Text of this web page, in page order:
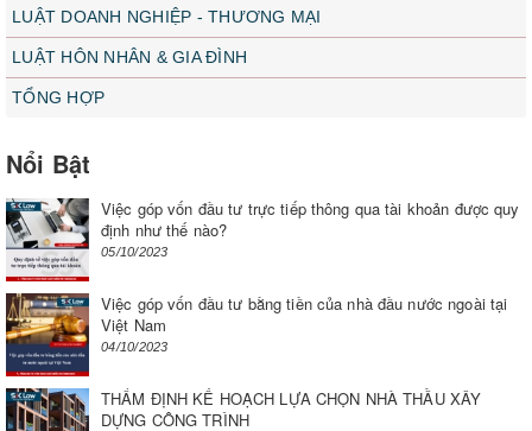
LUẬT DOANH NGHIỆP - THƯƠNG MẠI
LUẬT HÔN NHÂN & GIA ĐÌNH
TỔNG HỢP
Nổi Bật
Việc góp vốn đầu tư trực tiếp thông qua tài khoản được quy
định như thế nào?
05/10/2023
Việc góp vốn đầu tư bằng tiền của nhà đầu nước ngoài tại
Việt Nam
04/10/2023
THẨM ĐỊNH KẾ HOẠCH LỰA CHỌN NHÀ THẦU XÂY
DỰNG CÔNG TRÌNH